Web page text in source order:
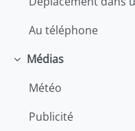
Au téléphone
Replier
Médias
Météo
Publicité